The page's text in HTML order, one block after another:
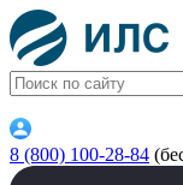
8 (800) 100-28-84